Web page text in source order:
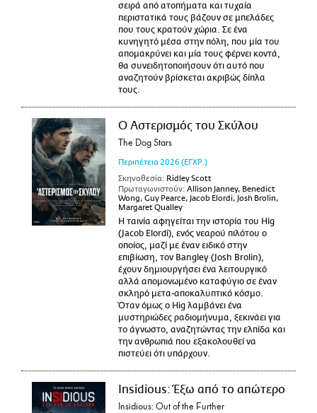
σειρά από ατοπήματα και τυχαία
περιστατικά τους βάζουν σε μπελάδες
που τους κρατούν χώρια. Σε ένα
κυνηγητό μέσα στην πόλη, που μία του
απομακρύνει και μία τους φέρνει κοντά,
θα συνειδητοποιήσουν ότι αυτό που
αναζητούν βρίσκεται ακριβώς δίπλα
τους.
Ο Αστερισμός του Σκύλου
The Dog Stars
Περιπέτεια 2026 (ΕΓΧΡ.)
Σκηνοθεσία: Ridley Scott
Πρωταγωνιστούν: Allison Janney, Benedict
Wong, Guy Pearce, Jacob Elordi, Josh Brolin,
Margaret Qualley
Η ταινία αφηγείται την ιστορία του Hig
(Jacob Elordi), ενός νεαρού πιλότου ο
οποίος, μαζί με έναν ειδικό στην
επιβίωση, τον Bangley (Josh Brolin),
έχουν δημιουργήσει ένα λειτουργικό
αλλά απομονωμένο καταφύγιο σε έναν
σκληρό μετα-αποκαλυπτικό κόσμο.
Όταν όμως ο Hig λαμβάνει ένα
μυστηριώδες ραδιομήνυμα, ξεκινάει για
το άγνωστο, αναζητώντας την ελπίδα και
την ανθρωπιά που εξακολουθεί να
πιστεύει ότι υπάρχουν.
Insidious: Έξω από το απώτερο
Insidious: Out of the Further